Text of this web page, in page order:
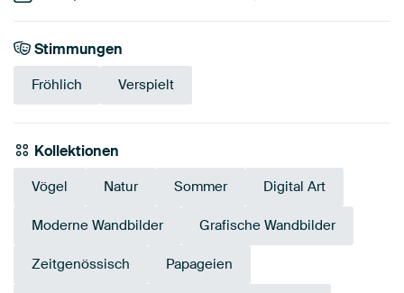
Stimmungen
Fröhlich Verspielt
Kollektionen
Vögel Natur Sommer Digital Art
Moderne Wandbilder Grafische Wandbilder
Zeitgenössisch Papageien